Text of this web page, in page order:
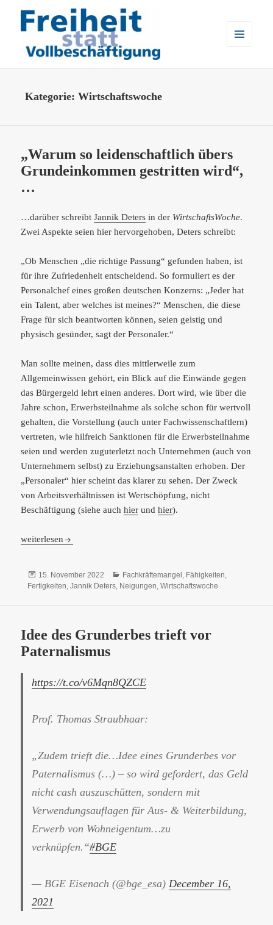
Kategorie:Wirtschaftswoche
„Warum so leidenschaftlich übers
Grundeinkommen gestritten wird“,
…
…darüber schreibtJannik Deters in der WirtschaftsWoche.
Zwei Aspekte seien hier hervorgehoben, Deters schreibt:
„Ob Menschen „die richtige Passung“ gefunden haben, ist
für ihre Zufriedenheit entscheidend. So formuliert es der
Personalchef eines großen deutschen Konzerns: „Jeder hat
ein Talent, aber welches ist meines?“ Menschen, die diese
Frage für sich beantworten können, seien geistig und
physisch gesünder, sagt der Personaler.“
Man sollte meinen, dass dies mittlerweile zum
Allgemeinwissen gehört, ein Blick auf die Einwände gegen
das Bürgergeld lehrt einen anderes. Dort wird, wie über die
Jahre schon, Erwerbsteilnahme als solche schon für wertvoll
gehalten, die Vorstellung (auch unter Fachwissenschaftlern)
vertreten, wie hilfreich Sanktionen für die Erwerbsteilnahme
seien und werden zuguterletzt noch Unternehmen (auch von
Unternehmern selbst) zu Erziehungsanstalten erhoben. Der
„Personaler“ hier scheint das klarer zu sehen. Der Zweck
von Arbeitsverhältnissen ist Wertschöpfung, nicht
Beschäftigung (siehe auchhier undhier).
„Warum so leidenschaftlich übers Grundeinkommen gestritten
weiterlesen
Veröffentlicht
am
15. November 2022 Kategorien
Fachkräftemangel , Fähigkeiten,
Fertigkeiten, Jannik Deters, Neigungen, Wirtschaftswoche
Idee des Grunderbes trieft vor
Paternalismus
https://t.co/v6Mqn8QZCE
Prof. Thomas Straubhaar:
„Zudem trieft die…Idee eines Grunderbes vor
Paternalismus (…) – so wird gefordert, das Geld
nicht cash auszuschütten, sondern mit
Verwendungsauflagen für Aus- & Weiterbildung,
Erwerb von Wohneigentum…zu
verknüpfen.“#BGE
— BGE Eisenach (@bge_esa)December 16,
2021